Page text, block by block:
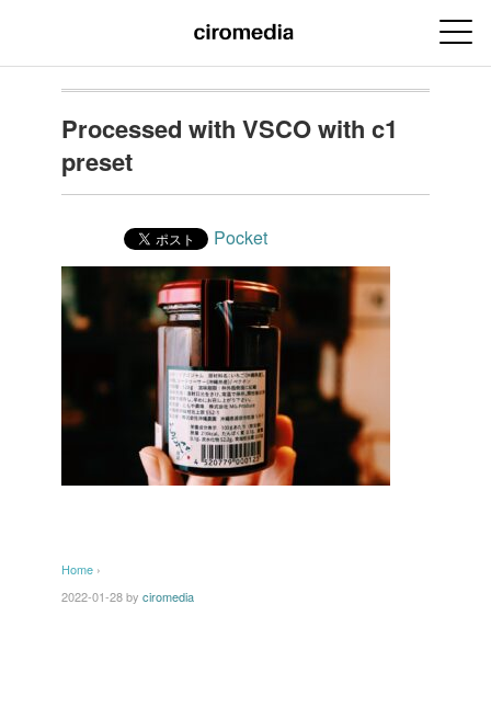
Processed with VSCO with c1
preset
Pocket
Home ›
2022-01-28by ciromedia